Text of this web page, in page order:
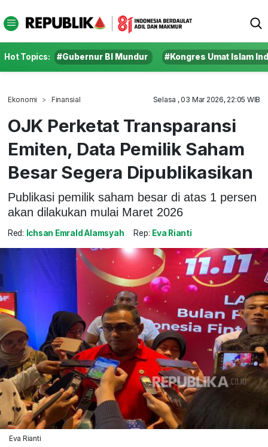
Hot Topics: #Gubernur BI Mundur #Kongres Umat Islam
Ekonomi Finansial Selasa , 03 Mar 2026, 22:05 WIB
OJK Perketat Transparansi
Emiten, Data Pemilik Saham
Besar Segera Dipublikasikan
Publikasi pemilik saham besar di atas 1 persen
akan dilakukan mulai Maret 2026
Red: Ichsan Emrald Alamsyah Rep: Eva Rianti
Eva Rianti